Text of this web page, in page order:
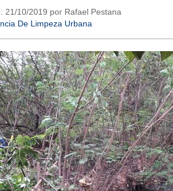
21/10/2019 por Rafael Pestana
De Limpeza Urbana